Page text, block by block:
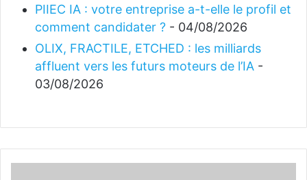
PIIEC IA : votre entreprise a-t-elle le profil et
comment candidater ? - 04/08/2026
OLIX, FRACTILE, ETCHED : les milliards
affluent vers les futurs moteurs de l’IA -
03/08/2026